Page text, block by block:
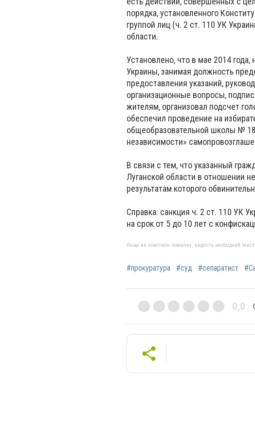
порядка, установленного
группой лиц (ч. 2 ст. 110 УК
области.
Установлено, что в мае 2014
Украины, занимая должность
предоставления указаний,
организационные вопросы,
жителям, организовал подсчет
обеспечил проведение на
общеобразовательной школы №
независимости»
В связи с тем, что указанный
Луганской области в отношении
результатам которого
Справка: санкция ч. 2 ст. 110 УК
на срок от 5 до 10 лет с
Якщо ви помітили помилку, виділіть необхідний
#прокуратура #суд #сепаратист
0,0